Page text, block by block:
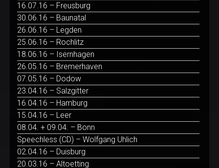
16.07.16 – Freusburg
30.06.16 – Baunatal
26.06.16 – Legden
25.06.16 – Rochlitz
18.06.16 – Isernhagen
26.05.16 – Bremerhaven
07.05.16 – Dodow
23.04.16 – Salzgitter
16.04.16 – Hamburg
15.04.16 – Leer
08.04. + 09.04. – Bonn
Speechless (CD) – Wolfgang Uhlich
02.04.16 – Duisburg
20.03.16 – Altoetting